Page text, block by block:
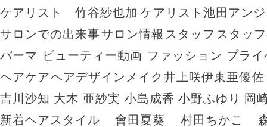
ケアリスト 竹谷紗也加 ケアリスト池田アン
サロンでの出来事サロン情報 スタッフ スタッ
パーマ
ビューティー動画 ファッション プラ
ヘアケアヘアデザイン メイク 井上咲伊東亜優
吉川沙知 大木 亜紗実 小島成香 小野ふゆり
岡
新着ヘアスタイル
會田夏葵 村田ちかこ